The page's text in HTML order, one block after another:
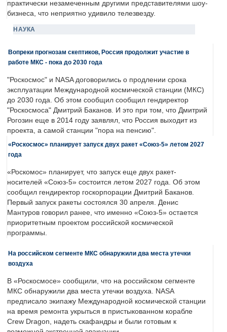
практически незамеченным другими представителями шоу-
бизнеса, что неприятно удивило телезвезду.
НАУКА
Вопреки прогнозам скептиков, Россия продолжит участие в
работе МКС - пока до 2030 года
"Роскосмос" и NASA договорились о продлении срока
эксплуатации Международной космической станции (МКС)
до 2030 года. Об этом сообщил сообщил гендиректор
"Роскосмоса" Дмитрий Баканов. И это при том, что Дмитрий
Рогозин еще в 2014 году заявлял, что Россия выходит из
проекта, а самой станции "пора на пенсию".
«Роскосмос» планирует запуск двух ракет «Союз-5» летом 2027
года
«Роскомос» планирует, что запуск еще двух ракет-
носителей «Союз-5» состоится летом 2027 года. Об этом
сообщил гендиректор госкорпорации Дмитрий Баканов.
Первый запуск ракеты состоялся 30 апреля. Денис
Мантуров говорил ранее, что именно «Союз-5» остается
приоритетным проектом российской космической
программы.
На российском сегменте МКС обнаружили два места утечки
воздуха
В «Роскосмосе» сообщили, что на российском сегменте
МКС обнаружили два места утечки воздуха. NASA
предписало экипажу Международной космической станции
на время ремонта укрыться в пристыкованном корабле
Crew Dragon, надеть скафандры и были готовым к